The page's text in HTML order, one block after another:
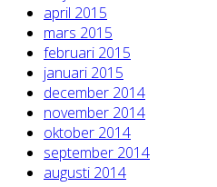
april 2015
mars 2015
februari 2015
januari 2015
december 2014
november 2014
oktober 2014
september 2014
augusti 2014